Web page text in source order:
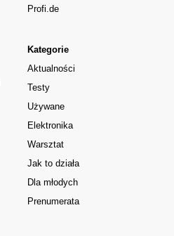
Kategorie
Aktualności
Testy
Używane
Elektronika
Warsztat
Jak to działa
Dla młodych
Prenumerata
Profi.de